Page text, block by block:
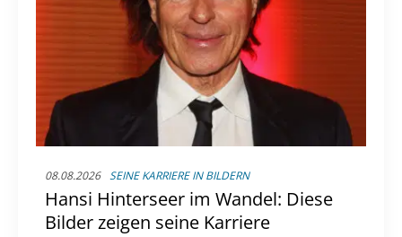
08.08.2026 SEINE KARRIERE IN BILDERN
Hansi Hinterseer im Wandel: Diese
Bilder zeigen seine Karriere